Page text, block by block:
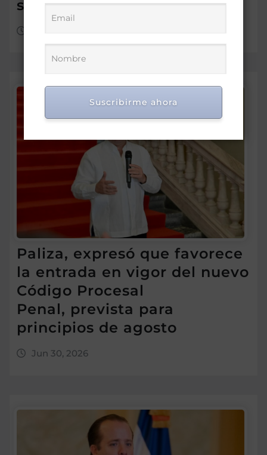
seguirán igual?
Paliza, expresó que favorece
la entrada en vigor del nuevo
Código Procesal
Penal, prevista para
principios de agosto
Jun 30, 2026
Suscribirme ahora